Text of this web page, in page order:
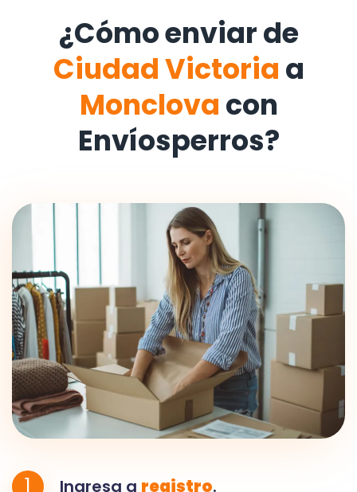
¿Cómo enviar de
Ciudad Victoria a
Monclova con
Envíosperros?
1 Ingresa a registro.